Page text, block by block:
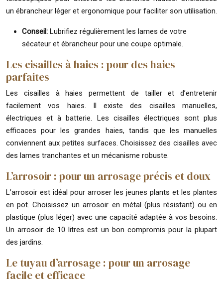
un ébrancheur léger et ergonomique pour faciliter son utilisation.
Conseil: Lubrifiez régulièrement les lames de votre
sécateur et ébrancheur pour une coupe optimale.
Les cisailles à haies : pour des haies
parfaites
Les cisailles à haies permettent de tailler et d’entretenir
facilement vos haies. Il existe des cisailles manuelles,
électriques et à batterie. Les cisailles électriques sont plus
efficaces pour les grandes haies, tandis que les manuelles
conviennent aux petites surfaces. Choisissez des cisailles avec
des lames tranchantes et un mécanisme robuste.
L’arrosoir : pour un arrosage précis et doux
L’arrosoir est idéal pour arroser les jeunes plants et les plantes
en pot. Choisissez un arrosoir en métal (plus résistant) ou en
plastique (plus léger) avec une capacité adaptée à vos besoins.
Un arrosoir de 10 litres est un bon compromis pour la plupart
des jardins.
Le tuyau d’arrosage : pour un arrosage
facile et efficace